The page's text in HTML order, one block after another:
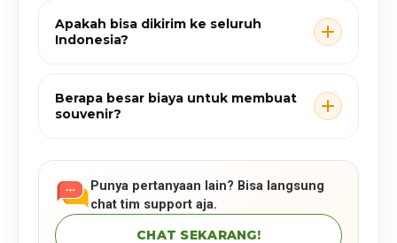
Apakah bisa dikirim ke seluruh
Indonesia?
Berapa besar biaya untuk membuat
souvenir?
Punya pertanyaan lain? Bisa langsung
chat tim support aja.
CHAT SEKARANG!